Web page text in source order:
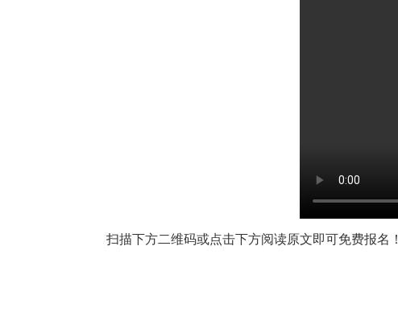
扫描下方二维码或点击下方阅读原文即可免费报名！